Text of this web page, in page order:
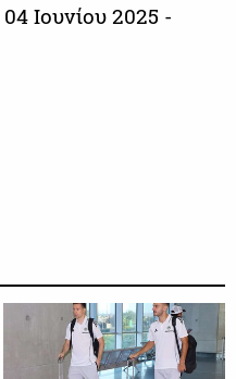
04 Ιουνίου 2025 -
ΠΡΩΤΑΘΛΗΜΑ CYTA